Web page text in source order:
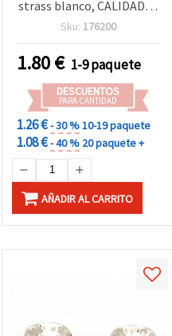
strass blanco, CALIDAD A,
3x2 mm, agujero 0,2 mm,
Sku: 176200
1.80€ 1-9 paquete
DESCUENTOS
PARA CANTIDAD
1.26 €- 30 %10-19 paquete
1.08 €- 40 % 20 paquete +
AÑADIR AL CARRITO